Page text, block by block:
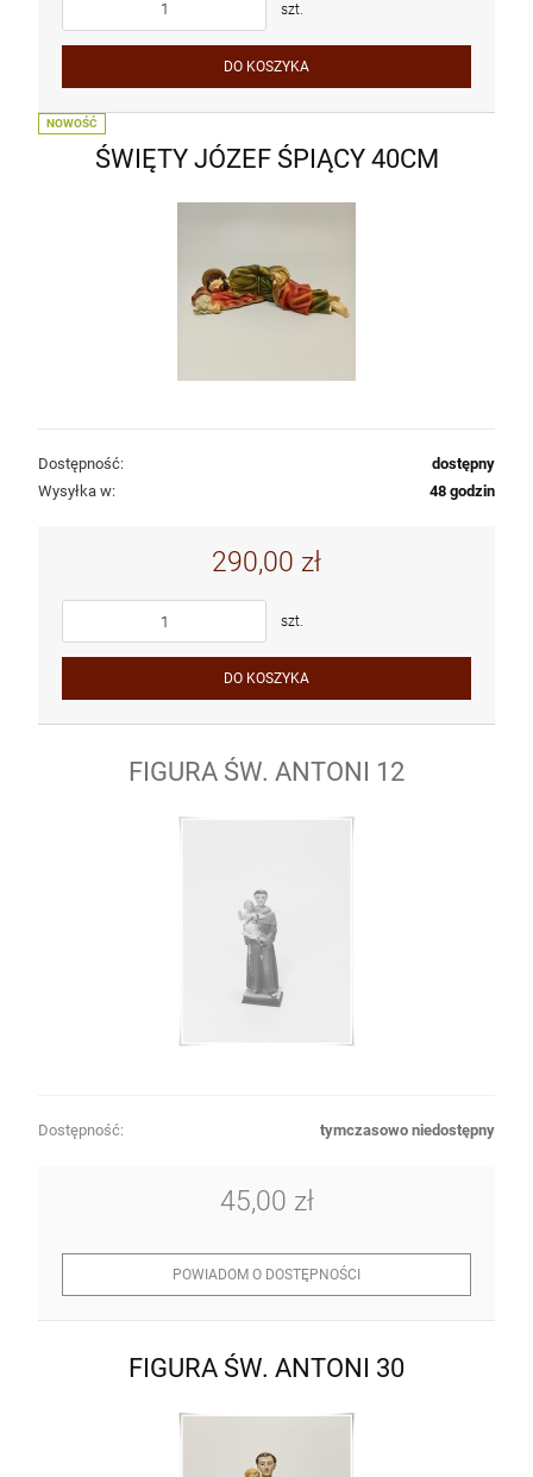
szt.
DO KOSZYKA
ŚWIĘTY JÓZEF ŚPIĄCY 40CM
Dostępność:
dostępny
Wysyłka w:
48 godzin
290,00 zł
szt.
DO KOSZYKA
NOWOŚĆ
FIGURA ŚW. ANTONI 12
Dostępność: tymczasowo niedostępny
45,00 zł
POWIADOM O DOSTĘPNOŚCI
FIGURA ŚW. ANTONI 30